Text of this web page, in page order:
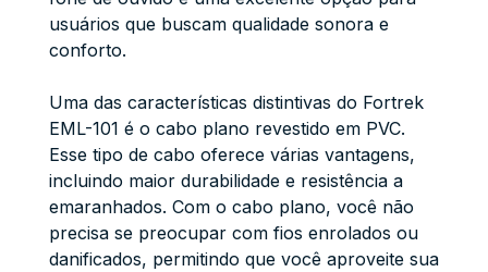
usuários que buscam qualidade sonora e
conforto.
Uma das características distintivas do Fortrek
EML-101 é o cabo plano revestido em PVC.
Esse tipo de cabo oferece várias vantagens,
incluindo maior durabilidade e resistência a
emaranhados. Com o cabo plano, você não
precisa se preocupar com fios enrolados ou
danificados, permitindo que você aproveite sua